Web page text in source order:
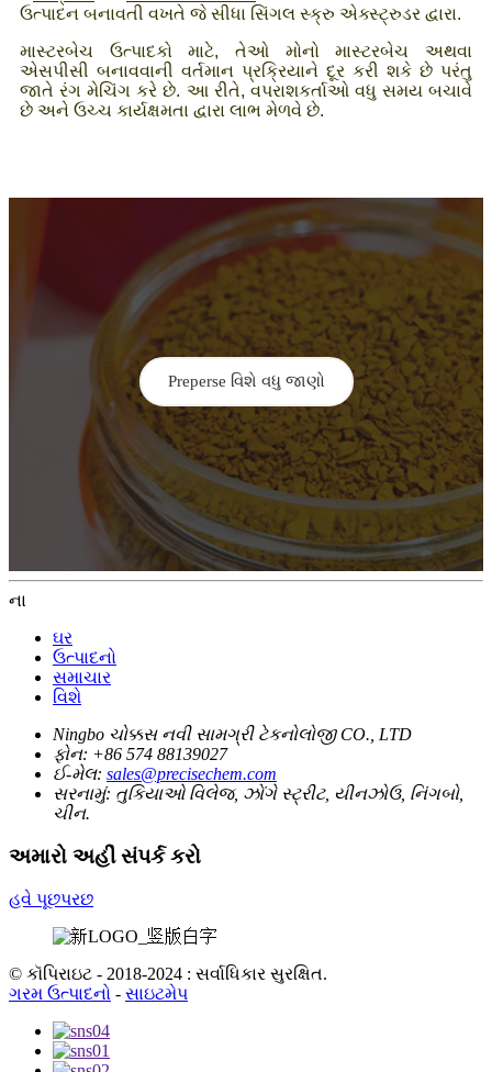
ઉત્પાદન બનાવતી વખતે જે સીધા સિંગલ સ્ક્રુ એક્સ્ટ્રુડર દ્વારા.
માસ્ટરબેચ ઉત્પાદકો માટે, તેઓ મોનો માસ્ટરબેચ અથવા
એસપીસી બનાવવાની વર્તમાન પ્રક્રિયાને દૂર કરી શકે છે પરંતુ
જાતે રંગ મેચિંગ કરે છે. આ રીતે, વપરાશકર્તાઓ વધુ સમય બચાવે
છે અને ઉચ્ચ કાર્યક્ષમતા દ્વારા લાભ મેળવે છે.
Preperse વિશે વધુ જાણો
ના
ઘર
ઉત્પાદનો
સમાચાર
વિશે
Ningbo ચોક્કસ નવી સામગ્રી ટેકનોલોજી CO., LTD
ફોન: +86 574 88139027
ઈ-મેલ: sales@precisechem.com
સરનામું: તુકિયાઓ વિલેજ, ઝોંગે સ્ટ્રીટ, યીનઝોઉ, નિંગબો,
ચીન.
અમારો અહીં સંપર્ક કરો
હવે પૂછપરછ
© કૉપિરાઇટ - 2018-2024 : સર્વાધિકાર સુરક્ષિત.
ગરમ ઉત્પાદનો - સાઇટમેપ